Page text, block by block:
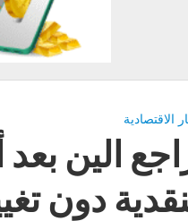
الاقتصادية
الين
دون